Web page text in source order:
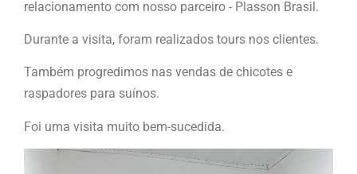
relacionamento com nosso parceiro - Plasson Brasil.
Durante a visita, foram realizados tours nos clientes.
Também progredimos nas vendas de chicotes e
raspadores para suínos.
Foi uma visita muito bem-sucedida.